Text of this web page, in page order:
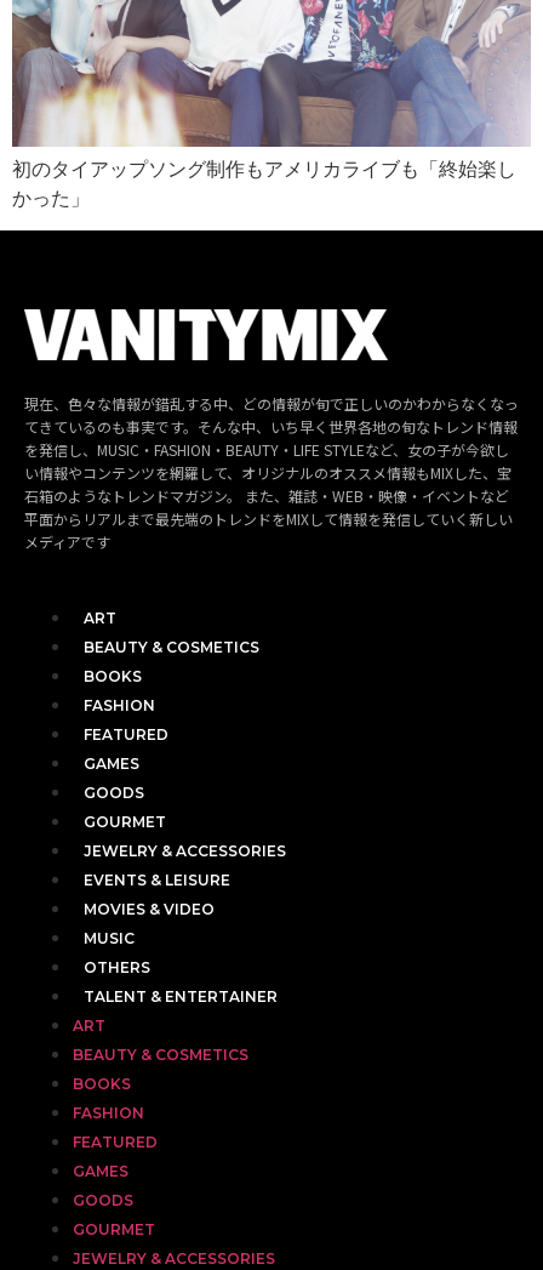
初のタイアップソング制作もアメリカライブも「終始楽し
かった」
現在、色々な情報が錯乱する中、どの情報が旬で正しいのかわからなくなっ
てきているのも事実です。そんな中、いち早く世界各地の旬なトレンド情報
を発信し、MUSIC・FASHION・BEAUTY・LIFE STYLEなど、女の子が今欲し
い情報やコンテンツを網羅して、オリジナルのオススメ情報もMIXした、宝
石箱のようなトレンドマガジン。 また、雑誌・WEB・映像・イベントなど
平面からリアルまで最先端のトレンドをMIXして情報を発信していく新しい
メディアです
ART
BEAUTY & COSMETICS
BOOKS
FASHION
FEATURED
GAMES
GOODS
GOURMET
JEWELRY & ACCESSORIES
EVENTS & LEISURE
MOVIES & VIDEO
MUSIC
OTHERS
TALENT & ENTERTAINER
ART
BEAUTY & COSMETICS
BOOKS
FASHION
FEATURED
GAMES
GOODS
GOURMET
JEWELRY & ACCESSORIES